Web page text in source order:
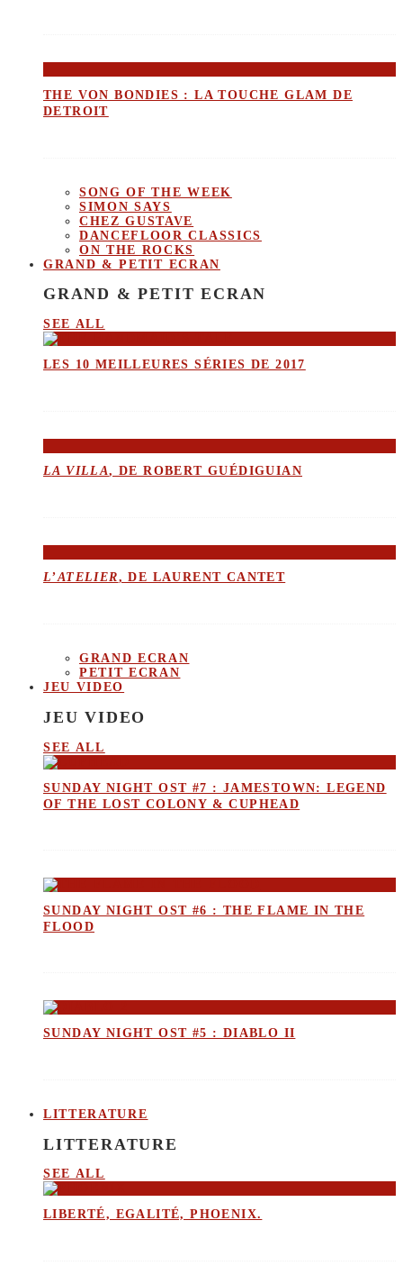
THE VON BONDIES : LA TOUCHE GLAM DE
DETROIT
SONG OF THE WEEK
SIMON SAYS
CHEZ GUSTAVE
DANCEFLOOR CLASSICS
ON THE ROCKS
GRAND & PETIT ECRAN
GRAND & PETIT ECRAN
SEE ALL
LES 10 MEILLEURES SÉRIES DE 2017
LA VILLA, DE ROBERT GUÉDIGUIAN
L’ATELIER, DE LAURENT CANTET
GRAND ECRAN
PETIT ECRAN
JEU VIDEO
JEU VIDEO
SEE ALL
SUNDAY NIGHT OST #7 : JAMESTOWN: LEGEND
OF THE LOST COLONY & CUPHEAD
SUNDAY NIGHT OST #6 : THE FLAME IN THE
FLOOD
SUNDAY NIGHT OST #5 : DIABLO II
LITTERATURE
LITTERATURE
SEE ALL
LIBERTÉ, EGALITÉ, PHOENIX.